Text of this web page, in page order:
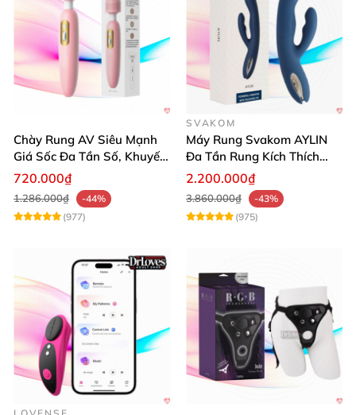
Chày Rung AV Siêu Mạnh
Giá Sốc Đa Tần Số, Khuyến
Mãi
720.000₫
1.286.000₫
-44%
(977)
SVAKOM
Máy Rung Svakom AYLIN
Đa Tần Rung Kích Thích
Mạnh Mẽ
2.200.000₫
3.860.000₫
-43%
(975)
LOVENSE